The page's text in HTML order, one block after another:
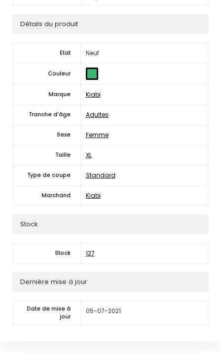
Détails du produit
Etat Neuf
Couleur
Marque Kiabi
Tranche d'âge Adultes
Sexe Femme
Taille XL
Type de coupe Standard
Marchand Kiabi
Stock
Stock 127
Dernière mise à jour
Date de mise à
jour
05-07-2021